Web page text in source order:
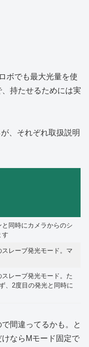
ボでも最大光量を使
持たせるためには実
、それぞれ取扱説明
同時にカメラからのシ
す
レーブ発光モード。マ
レーブ発光モード。た
、2度目の発光と同時に
間違ってるかも。と
ならMモード固定で